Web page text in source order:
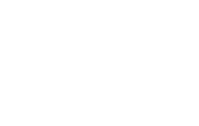
St, Tan Thuan EZ, East Tan
District 7, Ho Chi Minh City,